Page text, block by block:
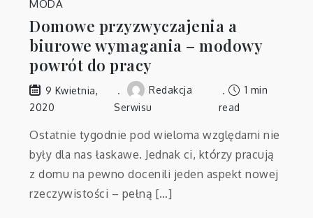
MODA
Domowe przyzwyczajenia a
biurowe wymagania – modowy
powrót do pracy
9 Kwietnia,
2020
Redakcja
Serwisu
1 min
read
Ostatnie tygodnie pod wieloma względami nie
były dla nas łaskawe. Jednak ci, którzy pracują
z domu na pewno docenili jeden aspekt nowej
rzeczywistości – pełną […]